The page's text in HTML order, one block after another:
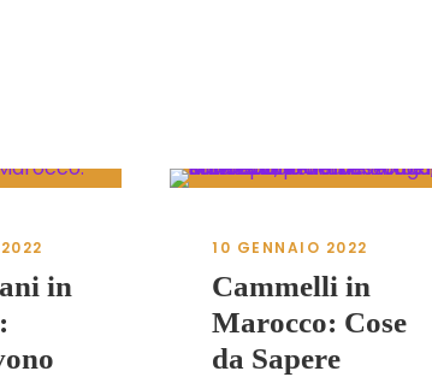
in
10 GENNAIO 2022
Cammelli in
Marocco: Cose
da Sapere